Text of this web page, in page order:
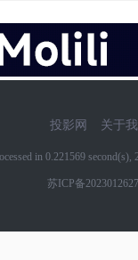
投影网 关于
in 0.221569
苏ICP备